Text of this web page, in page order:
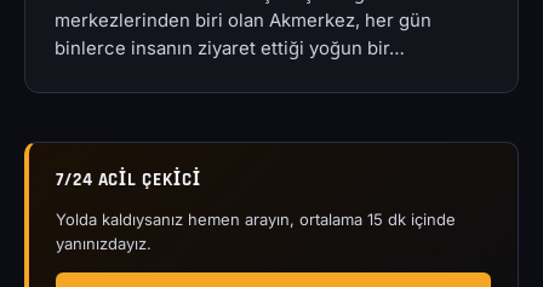
merkezlerinden biri olan Akmerkez, her gün
binlerce insanın ziyaret ettiği yoğun bir…
7/24 ACIL ÇEKICI
Yolda kaldıysanız hemen arayın, ortalama 15 dk içinde
yanınızdayız.